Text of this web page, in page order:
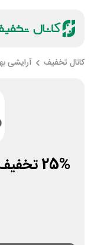
کانال تخفیف آرایشی
25%